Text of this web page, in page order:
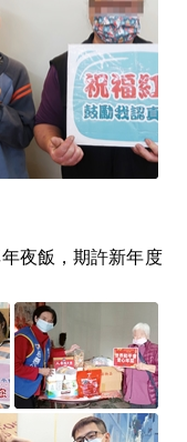
夜飯，期許新年度